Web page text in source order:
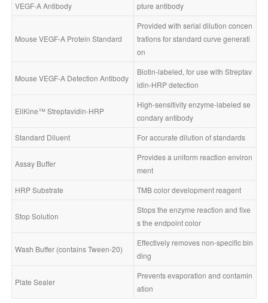
VEGF-A Antibody
pture antibody
Mouse VEGF-A Protein Standard
Provided with serial dilution concen
trations for standard curve generati
on
Mouse VEGF-A Detection Antibody
Biotin-labeled, for use with Streptav
idin-HRP detection
EliKine™ Streptavidin-HRP
High-sensitivity enzyme-labeled se
condary antibody
Standard Diluent
For accurate dilution of standards
Assay Buffer
Provides a uniform reaction environ
ment
HRP Substrate
TMB color development reagent
Stop Solution
Stops the enzyme reaction and fixe
s the endpoint color
Wash Buffer (contains Tween-20)
Effectively removes non-specific bin
ding
Plate Sealer
Prevents evaporation and contamin
ation